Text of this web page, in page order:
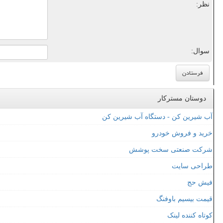
نظر:
سوال:
دوستان مسترکار
آب شیرین کن - دستگاه آب شیرین کن
خرید و فروش خودرو
شرکت صنعتی سخت پوشش
طراحی سایت
فیش حج
قیمت بیسیم باوفنگ
کوتاه کننده لینک